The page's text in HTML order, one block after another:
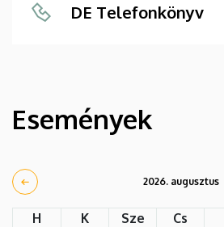
DE Telefonkönyv
Események
2026. augusztus
H K Sze Cs